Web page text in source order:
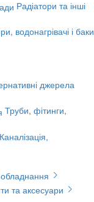
Радіатори та інші
водонагрівачі і баки
джерела
Труби, фітинги,
Каналізація,
та аксесуари